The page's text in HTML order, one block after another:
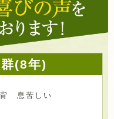
(8年)
息苦しい